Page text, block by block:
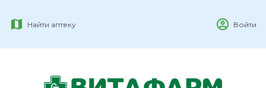
Найти аптеку Войти